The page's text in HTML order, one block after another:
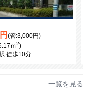
(管:3,000円)
ｍ2)
徒歩10分
一覧を見る